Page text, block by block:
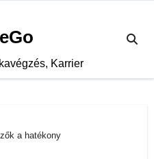
Karrier
a hatékony